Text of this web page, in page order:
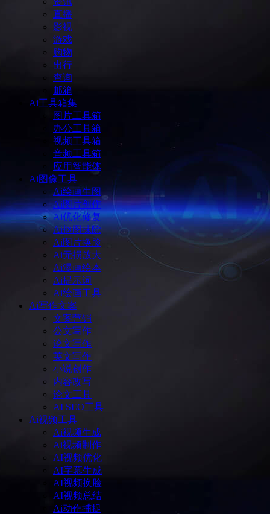
直播
影视
游戏
购物
出行
查询
邮箱
Ai工具箱集
图片工具箱
办公工具箱
视频工具箱
音频工具箱
应用智能体
Ai图像工具
Ai绘画生图
Ai图片创作
Ai优化修复
Ai抠图抹除
Ai图片换脸
Ai无损放大
Ai漫画绘本
Ai提示词
Ai绘画工具
Ai写作文案
文案营销
公文写作
论文写作
英文写作
小说创作
内容改写
论文工具
AI SEO工具
Ai视频工具
Ai视频生成
Ai视频制作
AI视频优化
AI字幕生成
AI视频换脸
AI视频总结
Ai动作捕捉